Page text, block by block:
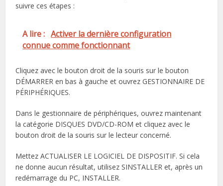
suivre ces étapes :
A lire : Activer la dernière configuration
connue comme fonctionnant
Cliquez avec le bouton droit de la souris sur le bouton
DÉMARRER en bas à gauche et ouvrez GESTIONNAIRE DE
PÉRIPHÉRIQUES.
Dans le gestionnaire de périphériques, ouvrez maintenant
la catégorie DISQUES DVD/CD-ROM et cliquez avec le
bouton droit de la souris sur le lecteur concerné.
Mettez ACTUALISER LE LOGICIEL DE DISPOSITIF. Si cela
ne donne aucun résultat, utilisez SINSTALLER et, après un
redémarrage du PC, INSTALLER.